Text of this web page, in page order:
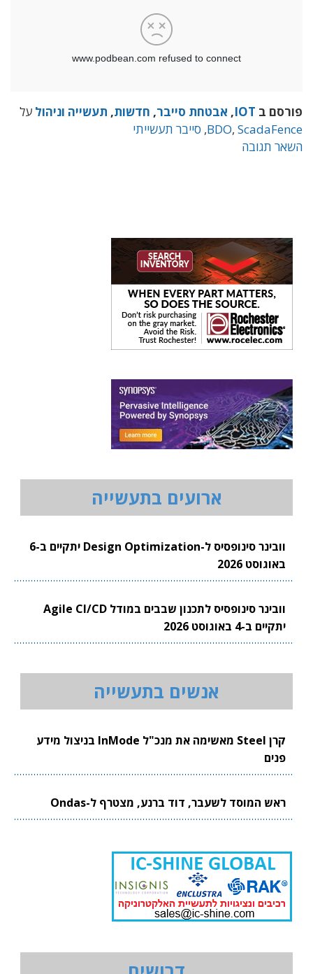
בIOT
,אבטחת סייבר,חדשות,תעשייה וניהול על
BDO,
,סייבר תעשייתי
תגובה
ארועים בתעשייה
וובינר סינופסיס ל-Design Optimization יתקיים ב-6
באוגוסט 2026
וובינר סינופסיס לתכנון שבבים במודל Agile CI/CD
יתקיים ב-4 באוגוסט 2026
אנשים בתעשייה
קרן Steel מאשימה את מנכ"ל InMode בניצול מידע
ראש המוסד לשעבר, דוד ברנע, מצטרף ל-Ondas